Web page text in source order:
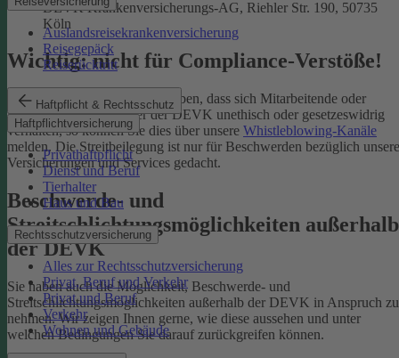
Auslandsreisekrankenversicherung
Reisegepäck
Reiserücktritt
Haftpflicht & Rechtsschutz
Haftpflichtversicherung
Privathaftpflicht
Dienst und Beruf
Tierhalter
Haus und Bau
Rechtsschutzversicherung
Alles zur Rechtsschutzversicherung
Privat, Beruf und Verkehr
Privat und Beruf
Verkehr
Wohnen und Gebäude
DEVK Krankenversicherungs-AG, Riehler Str. 190, 50735
Köln
Wichtig: nicht für Compliance-Verstöße!
Wenn Sie Kenntnis darüber haben, dass sich Mitarbeitende oder
Partnerinnen und Partner der DEVK unethisch oder gesetzeswidrig
verhalten, so können Sie dies über unsere Whistleblowing-Kanäle
melden. Die Streitbeilegung ist nur für Beschwerden bezüglich
Versicherungen und Services gedacht.
Beschwerde- und
Streitschlichtungsmöglichkeiten außerhalb
der DEVK
Sie haben auch die Möglichkeit, Beschwerde- und
Streitschlichtungsmöglichkeiten außerhalb der DEVK in Anspruch zu
nehmen. Wir zeigen Ihnen gerne, wie diese aussehen und unter
welchen Bedingungen Sie darauf zurückgreifen können.